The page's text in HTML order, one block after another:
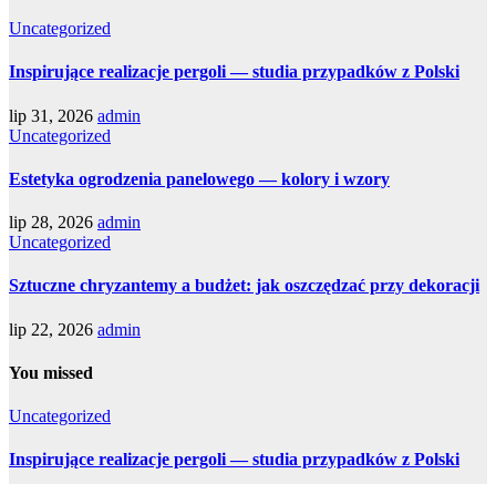
Uncategorized
Inspirujące realizacje pergoli — studia przypadków z Polski
lip 31, 2026 admin
Uncategorized
Estetyka ogrodzenia panelowego — kolory i wzory
lip 28, 2026 admin
Uncategorized
Sztuczne chryzantemy a budżet: jak oszczędzać przy dekoracji
lip 22, 2026 admin
You missed
Uncategorized
Inspirujące realizacje pergoli — studia przypadków z Polski